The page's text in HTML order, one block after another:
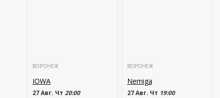
ВОРОНЕЖ
IOWA
27 Авг. Чт 20:00
ВОРОНЕЖ
Nemiga
27 Авг. Чт 19:00